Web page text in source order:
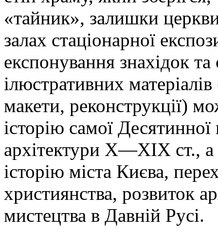
«тайник», залишки
залах стаціонарної
експонування знахідок
ілюстративних
макети, реконструкції)
історію самої
архітектури Х—ХІХ ст., а
історію міста Києва,
християнства, розвиток
мистецтва в Давній Русі.